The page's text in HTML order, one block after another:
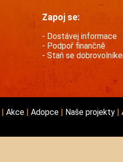
Zapoj se:
Dostávej informace
Podpoř finančně
Staň se
Akce Adopce Naše projekty